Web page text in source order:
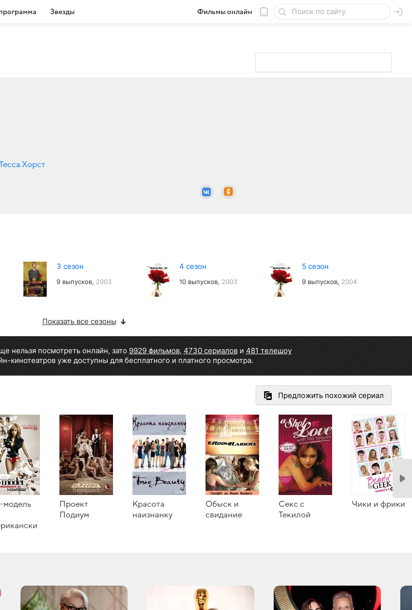
Звезды Фильмы онлайн
Хорст
3 сезон
9 выпусков, 2003
4 сезон
10 выпусков, 2003
5 сезон
9 выпусков, 2004
Показать все сезоны
нельзя посмотреть онлайн, зато 9929 фильмов, 4730 сериалови 481 телешоу
кинотеатров уже доступны для бесплатного и платного просмотра.
Предложить похожий сериал
модель
Проект
Подиум
Красота
наизнанку
Обыск и
свидание
Секс с
Текилой
Чики и фрики